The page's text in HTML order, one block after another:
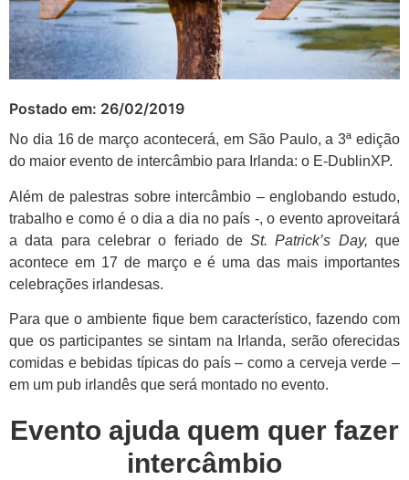
Postado em: 26/02/2019
No dia 16 de março acontecerá, em São Paulo, a 3ª edição
do maior evento de intercâmbio para Irlanda: o E-DublinXP.
Além de palestras sobre intercâmbio – englobando estudo,
trabalho e como é o dia a dia no país -, o evento aproveitará
a data para celebrar o feriado deSt. Patrick’s Day,que
acontece em 17 de março e é uma das mais importantes
celebrações irlandesas.
Para que o ambiente fique bem característico, fazendo com
que os participantes se sintam na Irlanda, serão oferecidas
comidas e bebidas típicas do país – como a cerveja verde –
em um pub irlandês que será montado no evento.
Evento ajuda quem quer fazer
intercâmbio